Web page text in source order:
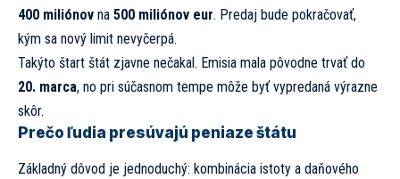
400 miliónov na 500 miliónov eur. Predaj bude pokračovať,
kým sa nový limit nevyčerpá.
Takýto štart štát zjavne nečakal. Emisia mala pôvodne trvať do
20. marca, no pri súčasnom tempe môže byť vypredaná výrazne
skôr.
Prečo ľudia presúvajú peniaze štátu
Základný dôvod je jednoduchý: kombinácia istoty a daňového